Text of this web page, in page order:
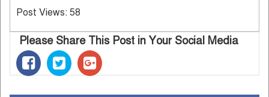
Post Views: 58
Please Share This Post in Your Social Media